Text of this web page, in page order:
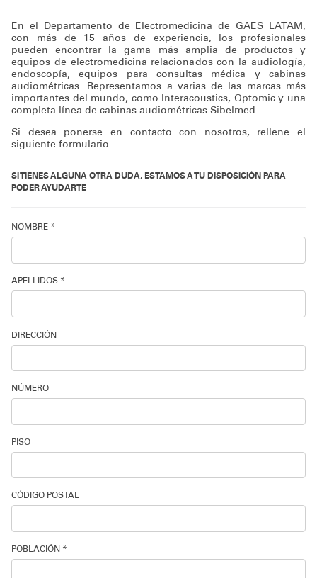
Soporte técnico
En el Departamento de Electromedicina de GAES LATAM,
con más de 15 años de experiencia, los profesionales
pueden encontrar la gama más amplia de productos y
equipos de electromedicina relacionados con la audiología,
endoscopía, equipos para consultas médica y cabinas
audiométricas. Representamos a varias de las marcas más
importantes del mundo, como Interacoustics, Optomic y una
completa línea de cabinas audiométricas Sibelmed.
Si desea ponerse en contacto con nosotros, rellene el
siguiente formulario.
SI TIENES ALGUNA OTRA DUDA, ESTAMOS A TU DISPOSICIÓN PARA
PODER AYUDARTE
NOMBRE *
APELLIDOS *
DIRECCIÓN
NÚMERO
PISO
CÓDIGO POSTAL
POBLACIÓN *